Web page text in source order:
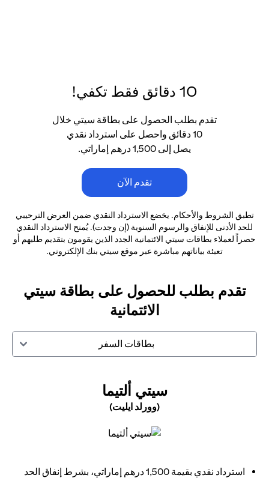
10 دقائق فقط تكفي!
تقدم بطلب الحصول على بطاقة سيتي خلال
10 دقائق واحصل على استرداد نقدي
يصل إلى 1,500 درهم إماراتي.
تقدم الآن
تطبق الشروط والأحكام. يخضع الاسترداد النقدي ضمن العرض الترحيبي
للحد الأدنى للإنفاق والرسوم السنوية (إن وجدت). يُمنح الاسترداد النقدي
حصراً لعملاء بطاقات سيتي الائتمانية الجدد الذين يقومون بتقديم طلبهم أو
تعبئة بياناتهم مباشرة عبر موقع سيتي بنك الإلكتروني.
تقدم بطلب للحصول على بطاقة سيتي
الائتمانية
بطاقات السفر
سيتي ألتيما
(وورلد ايليت)
استرداد نقدي بقيمة 1,500 درهم إماراتي، بشرط إنفاق الحد